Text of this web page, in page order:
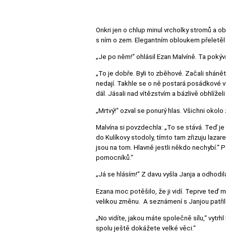
Onkri jen o chlup minul vrcholky stromů a
s ním o zem. Elegantním obloukem
„Je po něm!“ ohlásil Ezan Malvíně. Ta
„To je dobře. Byli to zběhové. Začali
nedají. Takhle se o ně postará posádkové
dál. Jásali nad vítězstvím a bázlivě
„Mrtvý!“ ozval se ponurý hlas. Všichni
Malvína si povzdechla: „To se stává. Teď
do Kulíkovy stodoly, tímto tam zřizuju
jsou na tom. Hlavně jestli někdo nechybí.“
pomocníků.“
„Já se hlásím!“ Z davu vyšla Janja a
Ezana moc potěšilo, že ji vidí. Teprve teď
velikou změnu. A seznámení s Janjou
„No vidíte, jakou máte společně sílu,“
spolu ještě dokážete velké věci.“